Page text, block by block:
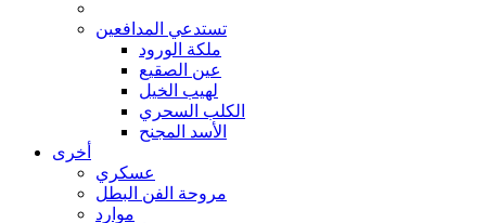
تستدعي المدافعين
ملكة الورود
عين الصقيع
لهيب الخيل
الكلب السحري
الأسد المجنح
أخرى
عسكري
مروحة الفن البطل
موارد